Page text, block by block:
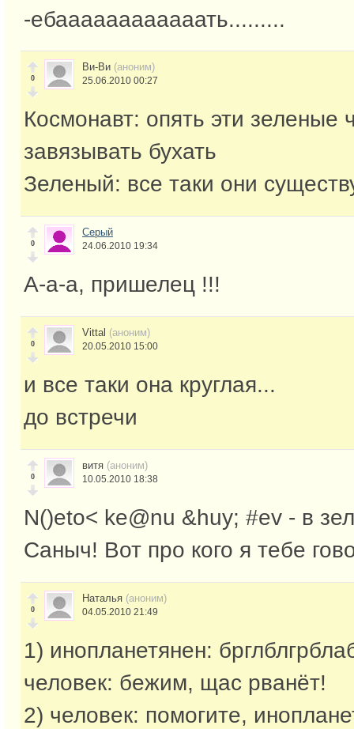
-ебаааааааааааать.........
0
Ви-Ви (аноним)
25.06.2010 00:27
Космонавт: опять эти зеленые
завязывать бухать
Зеленый: все таки они
0
Серый
24.06.2010 19:34
А-а-а, пришелец !!!
0
Vittal (аноним)
20.05.2010 15:00
и все таки она круглая...
до встречи
0
витя (аноним)
10.05.2010 18:38
N()eto< ke@nu &huy; #ev - в
Саныч! Вот про кого я тебе
0
Наталья (аноним)
04.05.2010 21:49
1) инопланетянен:
человек: бежим, щас рванёт!
2) человек: помогите,